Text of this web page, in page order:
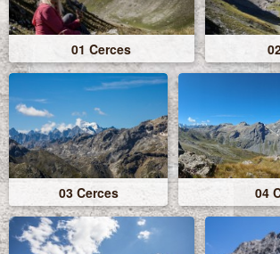
01 Cerces
03 Cerces 04